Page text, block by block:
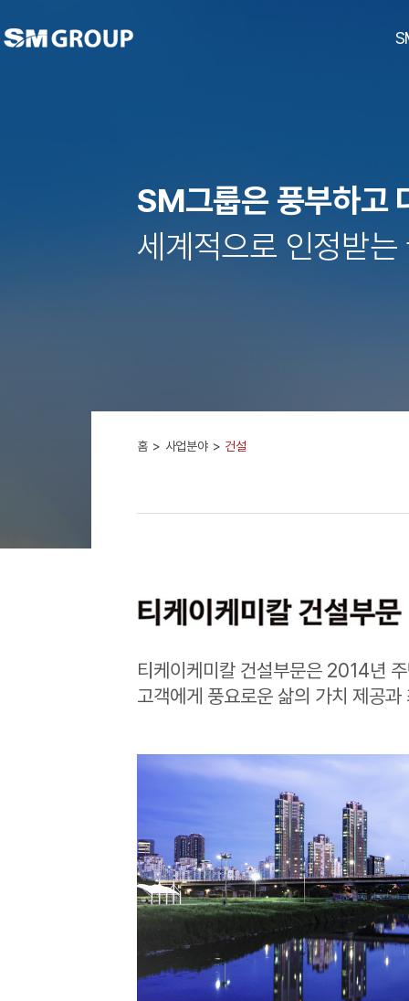
티케이케미칼
동아건설산업
대한상선
SM하이플러스
SM그룹은 풍부하고
세계적으로 인정받
홈 사업분야 건설
티케이케미칼 건설부문은 2014년
고객에게 풍요로운 삶의 가치 제공